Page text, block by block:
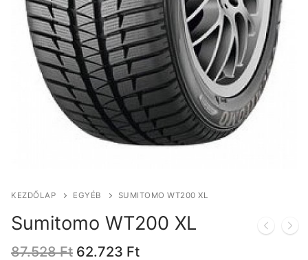
KEZDŐLAP EGYÉB SUMITOMO WT200 XL
Sumitomo WT200 XL
87.528Ft Original
62.723 FtCurrent